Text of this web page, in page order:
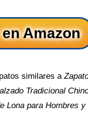
similares a
Tradicional
Lona para Hombres y